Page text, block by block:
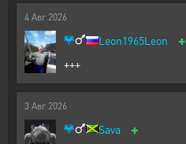
4 Авг 2026
Leon1965Leon +
+++
3 Авг 2026
Sava +